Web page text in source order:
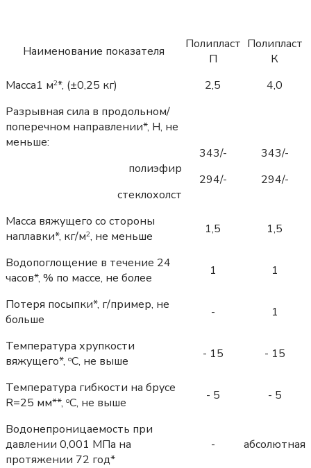
Наименование показателя
Полипласт
П
Полипласт
К
Масса1 м2*, (±0,25 кг) 2,5
4,0
Разрывная сила в продольном/
поперечном направлении*, Н, не
меньше:
полиэфир
стеклохолст
343/-
294/-
343/-
294/-
Масса вяжущего со стороны
наплавки*, кг/м2, не меньше 1,5 1,5
Водопоглощение в течение 24
часов*, % по массе, не более
1 1
Потеря посыпки*, г/пример, не
больше
- 1
Температура хрупкости
вяжущего*, оС, не выше - 15 - 15
Температура гибкости на брусе
R=25 мм**, оС, не выше - 5 - 5
Водонепроницаемость при
давлении 0,001 МПа на
протяжении 72 год*
- абсолютная